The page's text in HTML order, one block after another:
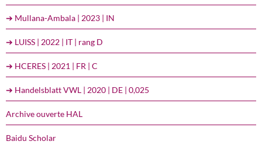
➔ Mullana-Ambala | 2023 | IN
➔ LUISS | 2022 | IT | rang D
➔ HCERES | 2021 | FR | C
➔ Handelsblatt VWL | 2020 | DE | 0,025
Archive ouverte HAL
Baidu Scholar